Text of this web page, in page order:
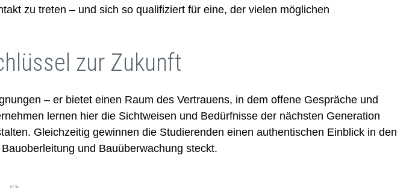
zu treten – und sich so qualifiziert für eine, der vielen möglichen
zur Zukunft
– er bietet einen Raum des Vertrauens, in dem offene Gespräche und
lernen hier die Sichtweisen und Bedürfnisse der nächsten Generation
Gleichzeitig gewinnen die Studierenden einen authentischen Einblick in den
und Bauüberwachung steckt.